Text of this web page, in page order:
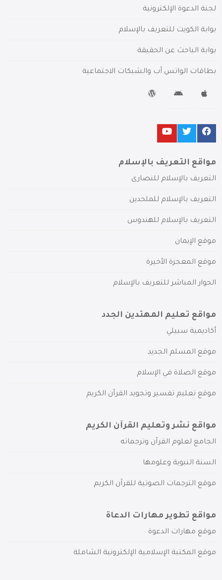
لجنة الدعوة الإلكترونية
بوابة الكويت للتعريف بالإسلام
بوابة الباحث عن الحقيقة
بطاقات الواتس آب والشبكات الاجتماعية
مواقع التعريف بالإسلام
التعريف بالإسلام للنصارى
التعريف بالإسلام للملحدين
التعريف بالإسلام للهندوس
موقع الإيمان
موقع المعجزة الأخيرة
الحوار المباشر للتعريف بالإسلام
مواقع تعليم المهتدين الجدد
أكاديمية سبيلي
موقع المسلم الجديد
موقع الصلاة في الإسلام
موقع تعليم تفسير وتجويد القرآن الكريم
مواقع نشر وتعليم القرآن الكريم
الجامع لعلوم القرآن وترجماته
السنة النبوية وعلومها
موقع الترجمات الصوتية للقرآن الكريم
مواقع تطوير مهارات الدعاة
موقع مهارات الدعوة
موقع المكتبة الإسلامية الإلكترونية الشاملة